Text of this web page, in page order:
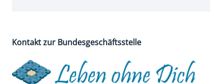
Kontakt zur Bundesgeschäftsstelle